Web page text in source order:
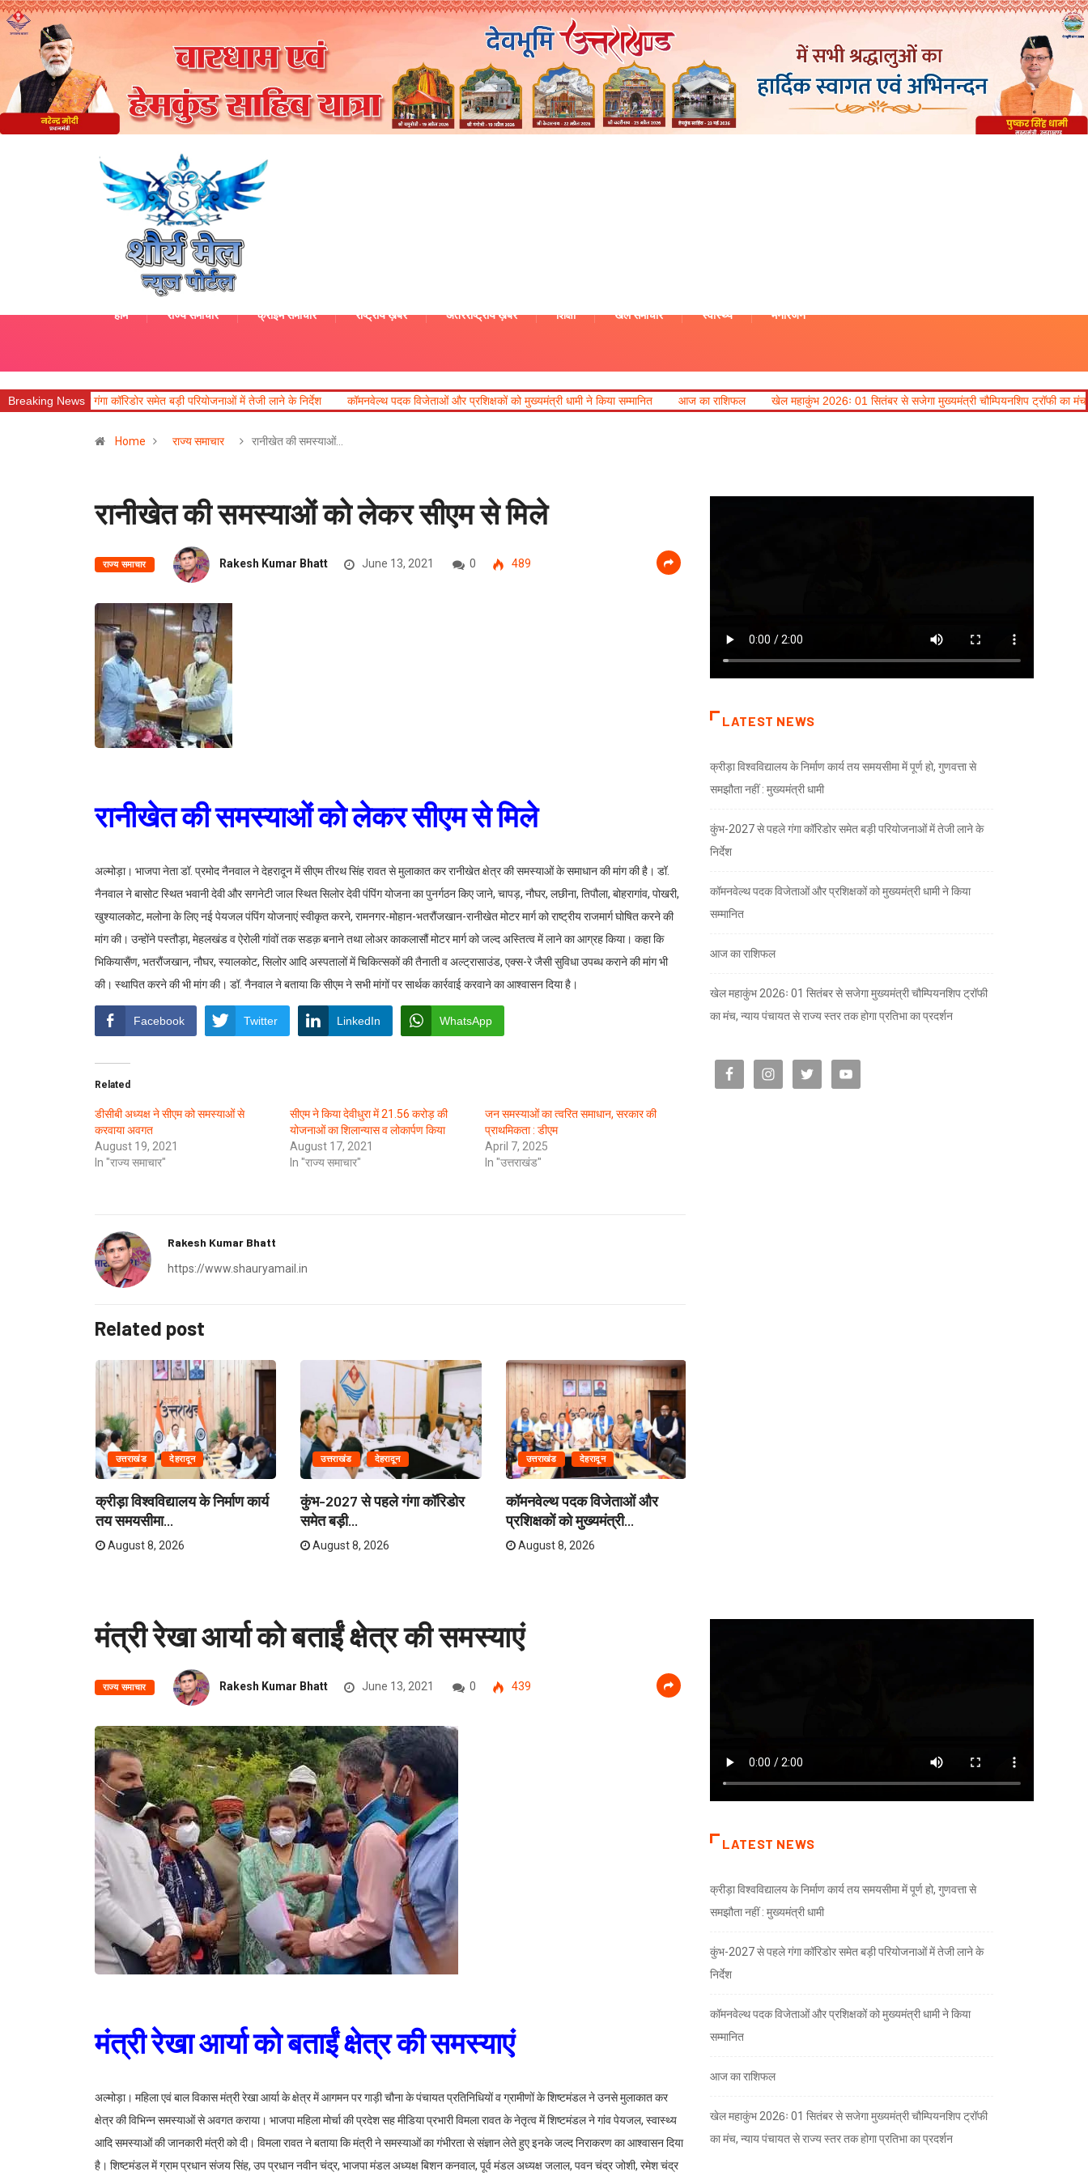
होम राज्य समाचार क्राइम समाचार राष्ट्रीय ख़बरें अंतरराष्ट्रीय ख़बरें शिक्षा खेल समाचार स्वास्थ्य मनोरंजन
Breaking News
कॉरिडोर समेत बड़ी परियोजनाओं में तेजी लाने के निर्देश कॉमनवेल्थ पदक विजेताओं और प्रशिक्षकों को मुख्यमंत्री धामी ने किया सम्मानित आज का राशिफल खेल महाकुंभ 2026ः 01 सितंबर से सजेगा मुख्यमंत्री चौम्पियनशिप ट्रॉफी का मंच, न्याय पंचायत से राज्य
Home राज्य समाचार रानीखेत की समस्याओं…
रानीखेत की समस्याओं को लेकर सीएम से मिले
राज्य समाचार Rakesh Kumar Bhatt June 13, 2021 0 489
रानीखेत की समस्याओं को लेकर सीएम से मिले
अल्मोड़ा। भाजपा नेता डॉ. प्रमोद नैनवाल ने देहरादून में सीएम तीरथ सिंह रावत से मुलाकात कर रानीखेत क्षेत्र की समस्याओं के समाधान की मांग की है। डॉ.
नैनवाल ने बासोट स्थित भवानी देवी और सगनेटी जाल स्थित सिलोर देवी पंपिंग योजना का पुनर्गठन किए जाने, चापड़, नौघर, लछीना, तिपौला, बोहरागांव, पोखरी,
खुश्यालकोट, मलोना के लिए नई पेयजल पंपिंग योजनाएं स्वीकृत करने, रामनगर-मोहान-भतरौंजखान-रानीखेत मोटर मार्ग को राष्ट्रीय राजमार्ग घोषित करने की
मांग की। उन्होंने पस्तौड़ा, मेहलखंड व ऐरोली गांवों तक सडक़ बनाने तथा लोअर काकलासौं मोटर मार्ग को जल्द अस्तित्व में लाने का आग्रह किया। कहा कि
भिकियासैंण, भतरौंजखान, नौघर, स्यालकोट, सिलोर आदि अस्पतालों में चिकित्सकों की तैनाती व अल्ट्रासाउंड, एक्स-रे जैसी सुविधा उपब्ध कराने की मांग भी
की। स्थापित करने की भी मांग की। डॉ. नैनवाल ने बताया कि सीएम ने सभी मांगों पर सार्थक कार्रवाई करवाने का आश्वासन दिया है।
Facebook Twitter LinkedIn WhatsApp
Related
डीसीबी अध्यक्ष ने सीएम को समस्याओं से
करवाया अवगत
August 19, 2021
In "राज्य समाचार"
सीएम ने किया देवीधुरा में 21.56 करोड़ की
योजनाओं का शिलान्यास व लोकार्पण किया
August 17, 2021
In "राज्य समाचार"
जन समस्याओं का त्वरित समाधान, सरकार की
प्राथमिकता : डीएम
April 7, 2025
In "उत्तराखंड"
Rakesh Kumar Bhatt
https://www.shauryamail.in
Related post
उत्तराखंड देहरादून
क्रीड़ा विश्वविद्यालय के निर्माण कार्य
तय समयसीमा...
August 8, 2026
उत्तराखंड देहरादून
कुंभ-2027 से पहले गंगा कॉरिडोर
समेत बड़ी...
August 8, 2026
उत्तराखंड देहरादून
कॉमनवेल्थ पदक विजेताओं और
प्रशिक्षकों को मुख्यमंत्री...
August 8, 2026
LATEST NEWS
क्रीड़ा विश्वविद्यालय के निर्माण कार्य तय समयसीमा में पूर्ण हो, गुणवत्ता से
समझौता नहीं : मुख्यमंत्री धामी
कुंभ-2027 से पहले गंगा कॉरिडोर समेत बड़ी परियोजनाओं में तेजी लाने के
निर्देश
कॉमनवेल्थ पदक विजेताओं और प्रशिक्षकों को मुख्यमंत्री धामी ने किया
सम्मानित
आज का राशिफल
खेल महाकुंभ 2026ः 01 सितंबर से सजेगा मुख्यमंत्री चौम्पियनशिप ट्रॉफी
का मंच, न्याय पंचायत से राज्य स्तर तक होगा प्रतिभा का प्रदर्शन
मंत्री रेखा आर्या को बताईं क्षेत्र की समस्याएं
राज्य समाचार Rakesh Kumar Bhatt June 13, 2021 0 439
मंत्री रेखा आर्या को बताईं क्षेत्र की समस्याएं
अल्मोड़ा। महिला एवं बाल विकास मंत्री रेखा आर्या के क्षेत्र में आगमन पर गाड़ी चौना के पंचायत प्रतिनिधियों व ग्रामीणों के शिष्टमंडल ने उनसे मुलाकात कर
क्षेत्र की विभिन्न समस्याओं से अवगत कराया। भाजपा महिला मोर्चा की प्रदेश सह मीडिया प्रभारी विमला रावत के नेतृत्व में शिष्टमंडल ने गांव पेयजल, स्वास्थ्य
आदि समस्याओं की जानकारी मंत्री को दी। विमला रावत ने बताया कि मंत्री ने समस्याओं का गंभीरता से संज्ञान लेते हुए इनके जल्द निराकरण का आश्वासन दिया
है। शिष्टमंडल में ग्राम प्रधान संजय सिंह, उप प्रधान नवीन चंद्र, भाजपा मंडल अध्यक्ष बिशन कनवाल, पूर्व मंडल अध्यक्ष जलाल, पवन चंद्र जोशी, रमेश चंद्र
LATEST NEWS
क्रीड़ा विश्वविद्यालय के निर्माण कार्य तय समयसीमा में पूर्ण हो, गुणवत्ता से
समझौता नहीं : मुख्यमंत्री धामी
कुंभ-2027 से पहले गंगा कॉरिडोर समेत बड़ी परियोजनाओं में तेजी लाने के
निर्देश
कॉमनवेल्थ पदक विजेताओं और प्रशिक्षकों को मुख्यमंत्री धामी ने किया
सम्मानित
आज का राशिफल
खेल महाकुंभ 2026ः 01 सितंबर से सजेगा मुख्यमंत्री चौम्पियनशिप ट्रॉफी
का मंच, न्याय पंचायत से राज्य स्तर तक होगा प्रतिभा का प्रदर्शन